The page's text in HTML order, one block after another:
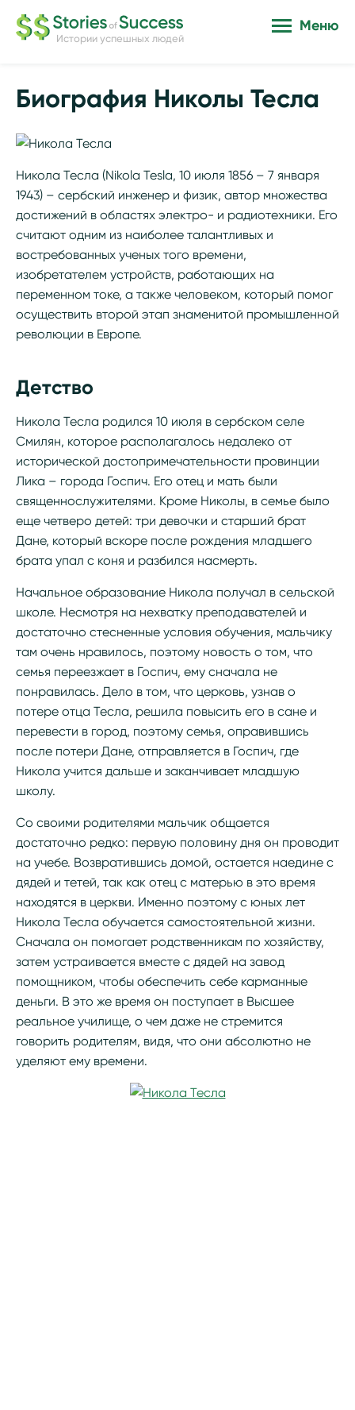
Истории успешных людей
Меню
Биография Николы Тесла
Никола Тесла (Nikola Tesla, 10 июля 1856 – 7 января
1943) – сербский инженер и физик, автор множества
достижений в областях электро- и радиотехники. Его
считают одним из наиболее талантливых и
востребованных ученых того времени,
изобретателем устройств, работающих на
переменном токе, а также человеком, который помог
осуществить второй этап знаменитой промышленной
революции в Европе.
Детство
Никола Тесла родился 10 июля в сербском селе
Смилян, которое располагалось недалеко от
исторической достопримечательности провинции
Лика – города Госпич. Его отец и мать были
священнослужителями. Кроме Николы, в семье было
еще четверо детей: три девочки и старший брат
Дане, который вскоре после рождения младшего
брата упал с коня и разбился насмерть.
Начальное образование Никола получал в сельской
школе. Несмотря на нехватку преподавателей и
достаточно стесненные условия обучения, мальчику
там очень нравилось, поэтому новость о том, что
семья переезжает в Госпич, ему сначала не
понравилась. Дело в том, что церковь, узнав о
потере отца Тесла, решила повысить его в сане и
перевести в город, поэтому семья, оправившись
после потери Дане, отправляется в Госпич, где
Никола учится дальше и заканчивает младшую
школу.
Со своими родителями мальчик общается
достаточно редко: первую половину дня он проводит
на учебе. Возвратившись домой, остается наедине с
дядей и тетей, так как отец с матерью в это время
находятся в церкви. Именно поэтому с юных лет
Никола Тесла обучается самостоятельной жизни.
Сначала он помогает родственникам по хозяйству,
затем устраивается вместе с дядей на завод
помощником, чтобы обеспечить себе карманные
деньги. В это же время он поступает в Высшее
реальное училище, о чем даже не стремится
говорить родителям, видя, что они абсолютно не
уделяют ему времени.